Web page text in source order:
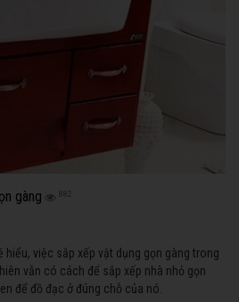
gàng 882
hiểu, việc sắp xếp vật dụng gọn gàng trong
vẫn có cách để sắp xếp nhà nhỏ gọn
để đồ đạc ở đúng chỗ của nó.